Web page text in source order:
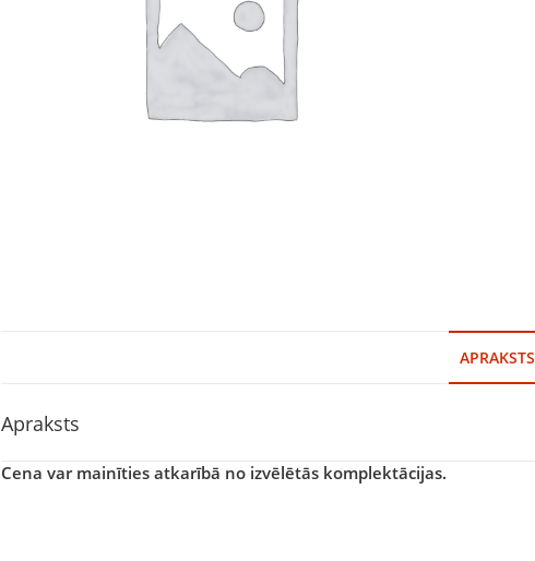
APRAKSTS
Apraksts
Cena var mainīties atkarībā no izvēlētās komplektācijas.